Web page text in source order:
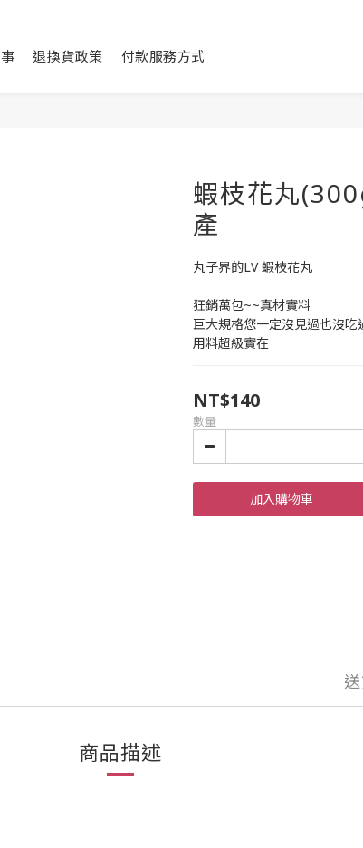
退換貨政策 付款服務方式
蝦枝花丸
產
丸子界的LV 蝦枝花丸
狂銷萬包~~真材實料
巨大規格您一定沒見過也沒吃
用料超級實在
NT$140
數量
加入購物車
商品描述